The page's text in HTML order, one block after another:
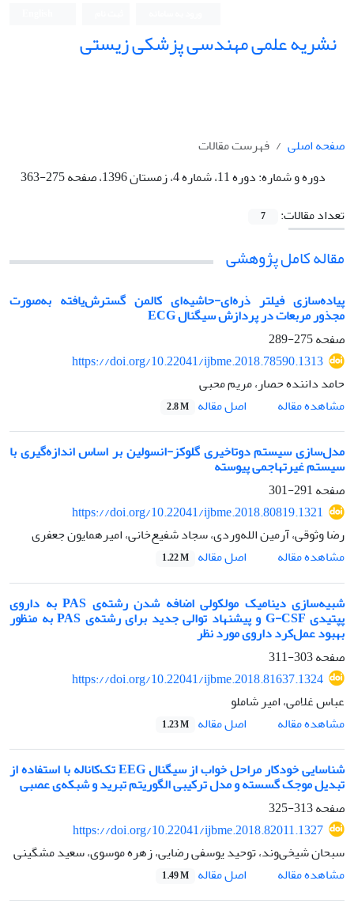
نشریه علمی مهندسی پزشکی زیستی
صفحه اصلی
فهرست مقالات
دوره و شماره:دوره 11، شماره 4، زمستان 1396، صفحه 275-363
تعداد مقالات:
7
مقاله کامل پژوهشی
پیاده‌سازی فیلتر ذره‌ای-‌حاشیه‌ای کالمن گسترش‌یافته به‌صورت
مجذور مربعات در پردازش سیگنال ECG
صفحه275-289
https://doi.org/10.22041/ijbme.2018.78590.1313
حامد داننده حصار، مریم محبی
مشاهده مقاله
اصل مقاله 2.8 M
مدل‌سازی سیستم دوتاخیری گلوکز-انسولین بر اساس اندازه‌گیری با
سیستم غیرتهاجمی پیوسته
صفحه291-301
https://doi.org/10.22041/ijbme.2018.80819.1321
رضا وثوقی، آرمین الله‌وردی، سجاد شفیع‌خانی، امیرهمایون جعفری
مشاهده مقاله
اصل مقاله 1.22 M
شبیه‌سازی دینامیک مولکولی اضافه شدن رشته‌ی PAS به داروی
پپتیدی G-CSF و پیشنهاد توالی جدید برای رشته‌ی PAS به منظور
بهبود عمل‌کرد داروی مورد نظر
صفحه303-311
https://doi.org/10.22041/ijbme.2018.81637.1324
عباس غلامی، امیر شاملو
مشاهده مقاله
اصل مقاله 1.23 M
شناسایی خودکار مراحل خواب از سیگنال EEG تک‌کاناله با استفاده از
تبدیل موجک گسسته و مدل ترکیبی الگوریتم تبرید و شبکه‌ی عصبی
صفحه313-325
https://doi.org/10.22041/ijbme.2018.82011.1327
سبحان شیخی‌وند، توحید یوسفی رضایی، زهره موسوی، سعید مشگینی
مشاهده مقاله
اصل مقاله 1.49 M